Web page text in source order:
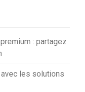
: partagez
les solutions